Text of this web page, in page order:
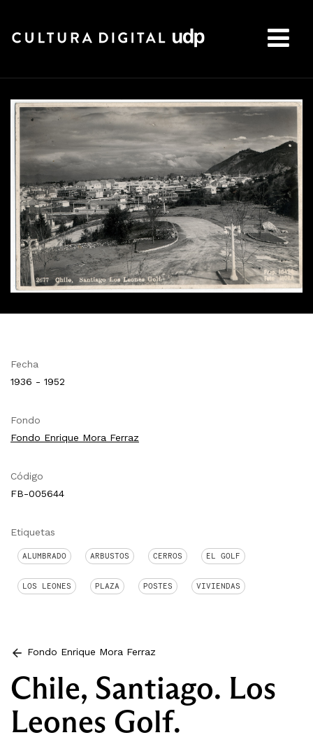
Fecha
1936 - 1952
Fondo
Fondo Enrique Mora Ferraz
Código
FB-005644
Etiquetas
ALUMBRADO ARBUSTOS CERROS EL GOLF
LOS LEONES PLAZA POSTES VIVIENDAS
Fondo Enrique Mora Ferraz
Chile, Santiago. Los
Leones Golf.